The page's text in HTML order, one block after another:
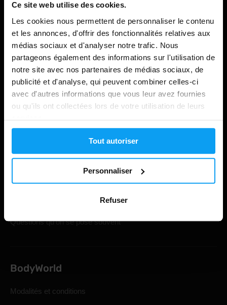
Ce site web utilise des cookies.
Les cookies nous permettent de personnaliser le contenu
et les annonces, d'offrir des fonctionnalités relatives aux
médias sociaux et d'analyser notre trafic. Nous
partageons également des informations sur l'utilisation de
notre site avec nos partenaires de médias sociaux, de
publicité et d'analyse, qui peuvent combiner celles-ci
avec d'autres informations que vous leur avez fournies
ou qu'ils ont collectées lors de votre utilisation de leurs
services.
Tout autoriser
Personnaliser
Refuser
Shopping
Suivi de votre commande
Expédition et livraison
Questions qu'on se pose souvent
BodyWorld
Modalités et conditions